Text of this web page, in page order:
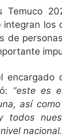
Temuco
integran los
de
encargado
“este es
así
todos